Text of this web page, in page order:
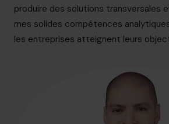
produire des solutions transversales
mes solides compétences
les entreprises atteignent leurs